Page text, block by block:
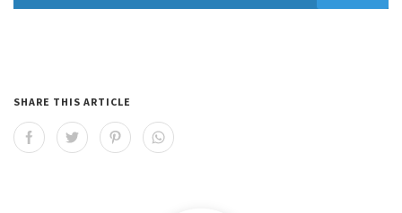
SHARE THIS ARTICLE